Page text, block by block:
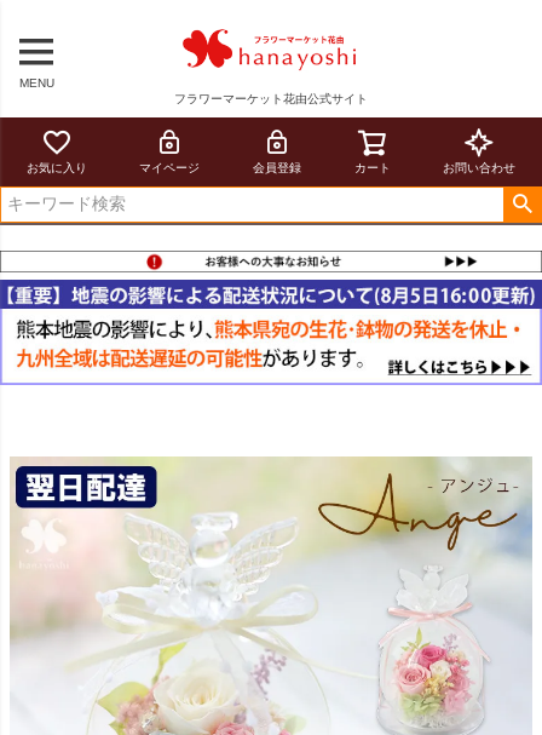
MENU
フラワーマーケット花由公式サイト
お気に入り マイページ 会員登録 カート お問い合わせ